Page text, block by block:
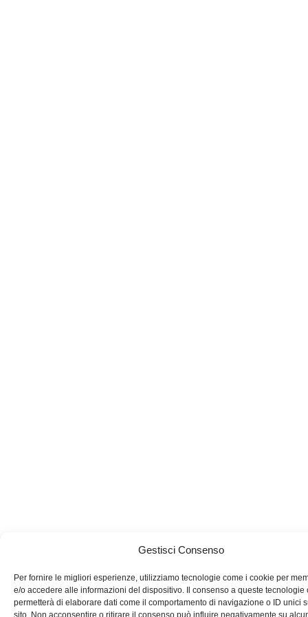
Gestisci Consenso
Per fornire le migliori esperienze, utilizziamo tecnologie come i cookie per
e/o accedere alle informazioni del dispositivo. Il consenso a queste tecnologie
permetterà di elaborare dati come il comportamento di navigazione o ID unici
sito. Non acconsentire o ritirare il consenso può influire negativamente su